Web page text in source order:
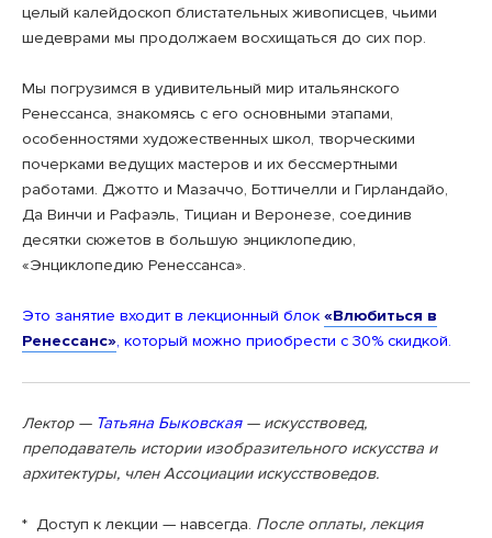
целый калейдоскоп блистательных живописцев, чьими
шедеврами мы продолжаем восхищаться до сих пор.
Мы погрузимся в удивительный мир итальянского
Ренессанса, знакомясь с его основными этапами,
особенностями художественных школ, творческими
почерками ведущих мастеров и их бессмертными
работами. Джотто и Мазаччо, Боттичелли и Гирландайо,
Да Винчи и Рафаэль, Тициан и Веронезе, соединив
десятки сюжетов в большую энциклопедию,
«Энциклопедию Ренессанса».
Это занятие входит в лекционный блок «Влюбиться в
Ренессанс», который можно приобрести с 30% скидкой.
Лектор— Татьяна Быковская— искусствовед,
преподаватель истории изобразительного искусства и
архитектуры, член Ассоциации искусствоведов.
* Доступ к лекции — навсегда. После оплаты, лекция